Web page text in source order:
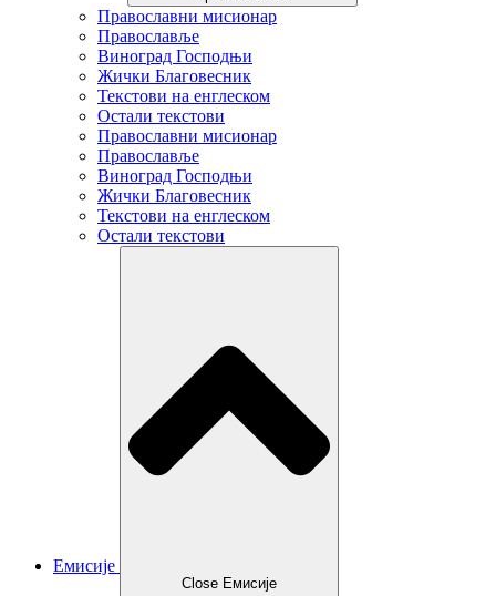
Православни мисионар
Православље
Виноград Господњи
Жички Благовесник
Текстови на енглеском
Остали текстови
Православни мисионар
Православље
Виноград Господњи
Жички Благовесник
Текстови на енглеском
Остали текстови
Емисије
Close Емисије